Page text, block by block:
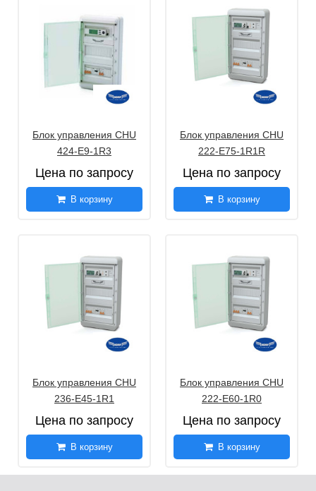
Блок управления CHU
424-E9-1R3
Цена по запросу
В корзину
Блок управления CHU
222-E75-1R1R
Цена по запросу
В корзину
Блок управления CHU
236-E45-1R1
Цена по запросу
В корзину
Блок управления CHU
222-E60-1R0
Цена по запросу
В корзину